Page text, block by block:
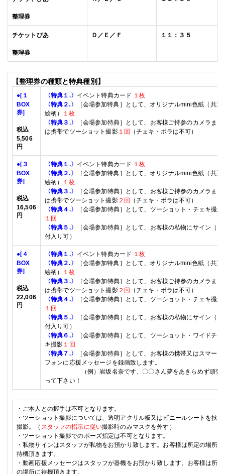
整理券
チケットぴあ
整理券
Ｄ／Ｅ／Ｆ １１：３５
【整理券の種類と特典種別】
●[１
BOX
券]
税込
5,506
円
〈特典１ .〉 イベント特典カード １枚
〈特典２. 〉
［会場参加特典］として、オリジナルmini色紙（共通
絵柄）
１枚
〈特典３ .〉
［会場参加特典］として、お客様ご持参のカメラまた
は携帯でツーショット撮影１回 （チェキ・ポラは不可）
●[３
BOX
券]
税込
16,506
円
〈特典１ .〉 イベント特典カード １枚
〈特典２. 〉
［会場参加特典］として、オリジナルmini色紙（共通
絵柄）
１枚
〈特典３ .〉
［会場参加特典］として、お客様ご持参のカメラまた
は携帯でツーショット撮影２回
（チェキ・ポラは不可）
〈特典４ .〉
［会場参加特典］として、ツーショット・チェキ撮影
１回
〈特典５ .〉
［会場参加特典］として、お客様の私物にサイン（日
付入り可）
●[４
BOX
券]
税込
22,006
円
〈特典１ .〉 イベント特典カード １枚
〈特典２. 〉
［会場参加特典］として、オリジナルmini色紙（共通
絵柄）
１枚
〈特典３ .〉
［会場参加特典］として、お客様ご持参のカメラまた
は携帯でツーショット撮影２回
（チェキ・ポラは不可）
〈特典４ .〉
［会場参加特典］として、ツーショット・チェキ撮影
１回
〈特典５ .〉
［会場参加特典］として、お客様の私物にサイン（日
付入り可）
〈特典６ .〉
［会場参加特典］として、ツーショット・ワイドチェ
キ撮影 １回
〈特典７ .〉
［会場参加特典］として、お客様の携帯又はスマート
フォンに応援メッセージを録画致します。
（例）岩坂名奈です、〇〇さん夢をあきらめず頑張
って下さい！
・ご本人との握手は不可となります。
・ツーショット撮影については、透明アクリル板又はビニールシートを挟み
撮影。（ スタッフの指示に従い撮影時のみマスクを外す）
・ツーショット撮影でのポーズ指定は不可となります。
・私物サインはスタッフが私物をお預かり致します。お客様は所定の場所に
待機頂きます。
・動画応援メッセージはスタッフが器機をお預かり致します。お客様は所定
の場所に待機頂きます。